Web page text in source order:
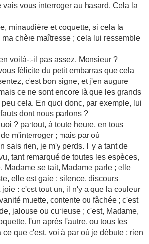
vais vous interroger au hasard. Cela la
minaudière et coquette, si cela la
chère maîtresse ; cela lui ressemble
voilà-t-il pas assez, Monsieur ?
félicite du petit embarras que cela
c'est bon signe, et j'en augure
ce ne sont encore là que les grands
cela. En quoi donc, par exemple, lui
dont nous parlons ?
? partout, à toute heure, en tous
m'interroger ; mais par où
sais rien, je m'y perds. Il y a tant de
tant remarqué de toutes les espèces,
Madame se tait, Madame parle ; elle
elle est gaie : silence, discours,
joie : c'est tout un, il n'y a que la couleur
muette, contente ou fâchée ; c'est
jalouse ou curieuse ; c'est, Madame,
l'un après l'autre, ou tous les
ce que c'est, voilà par où je débute ; rien